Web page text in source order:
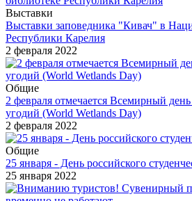
Выставки
Выставки заповедника "Кивач" в
Республики Карелия
2 февраля 2022
Общие
2 февраля отмечается Всемирный
угодий (World Wetlands Day)
2 февраля 2022
Общие
25 января - День российского
25 января 2022